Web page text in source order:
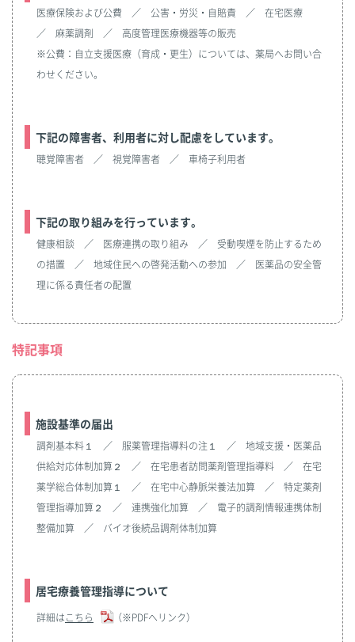
医療保険および公費 ／ 公害・労災・自賠責 ／ 在宅医療
／ 麻薬調剤 ／ 高度管理医療機器等の販売
※公費：自立支援医療（育成・更生）については、薬局へお問い合
わせください。
下記の障害者、利用者に対し配慮をしています。
聴覚障害者 ／ 視覚障害者 ／ 車椅子利用者
下記の取り組みを行っています。
健康相談 ／ 医療連携の取り組み ／ 受動喫煙を防止するため
の措置 ／ 地域住民への啓発活動への参加 ／ 医薬品の安全管
理に係る責任者の配置
特記事項
施設基準の届出
調剤基本料１ ／ 服薬管理指導料の注１ ／ 地域支援・医薬品
供給対応体制加算２ ／ 在宅患者訪問薬剤管理指導料 ／ 在宅
薬学総合体制加算１ ／ 在宅中心静脈栄養法加算 ／ 特定薬剤
管理指導加算２ ／ 連携強化加算 ／ 電子的調剤情報連携体制
整備加算 ／ バイオ後続品調剤体制加算
居宅療養管理指導について
詳細は こちら （※PDFへリンク）